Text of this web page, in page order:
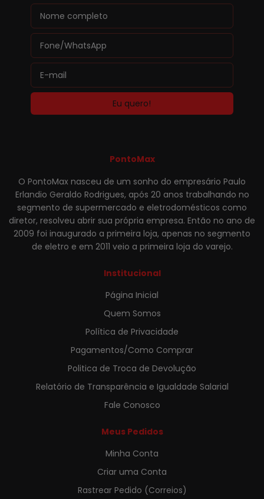
PontoMax
O PontoMax nasceu de um sonho do empresário Paulo
Erlandio Geraldo Rodrigues, após 20 anos trabalhando no
segmento de supermercado e eletrodomésticos como
diretor, resolveu abrir sua própria empresa. Então no ano de
2009 foi inaugurado a primeira loja, apenas no segmento
de eletro e em 2011 veio a primeira loja do varejo.
Institucional
Página Inicial
Quem Somos
Política de Privacidade
Pagamentos/Como Comprar
Politica de Troca de Devolução
Relatório de Transparência e Igualdade Salarial
Fale Conosco
Meus Pedidos
Minha Conta
Criar uma Conta
Rastrear Pedido (Correios)